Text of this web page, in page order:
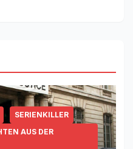
SERIENKILLER
AUS DER